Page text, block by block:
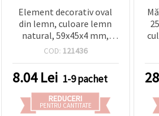
Element decorativ oval
din lemn, culoare lemn
natural, 59x45x4 mm,
gaură: 1 mm - 2 bucăți
COD: 121436
8.04Lei 1-9 pachet
REDUCERI
PENTRU CANTITATE